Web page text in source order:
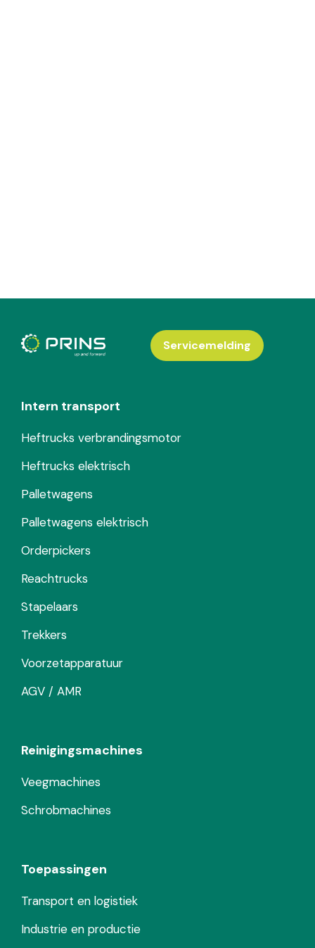
Intern transport
Heftrucks verbrandingsmotor
Heftrucks elektrisch
Palletwagens
Palletwagens elektrisch
Orderpickers
Reachtrucks
Stapelaars
Trekkers
Voorzetapparatuur
AGV / AMR
Reinigingsmachines
Veegmachines
Schrobmachines
Toepassingen
Transport en logistiek
Industrie en productie
Servicemelding